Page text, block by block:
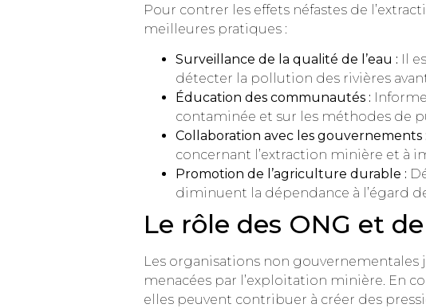
Pour contrer les effets néfastes de
meilleures pratiques :
Surveillance de la qualité de l’eau : Il
détecter la pollution des rivières
Éducation des communautés :
contaminée et sur les méthodes de
Collaboration avec les gouvernements :
concernant l’extraction minière et à
Promotion de l’agriculture durable :
diminuent la dépendance à l’égard
Le rôle des ONG et
Les organisations non
menacées par l’exploitation minière. En
elles peuvent contribuer à créer des